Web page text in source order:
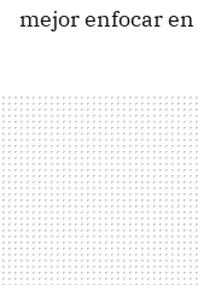
mejor enfocar en